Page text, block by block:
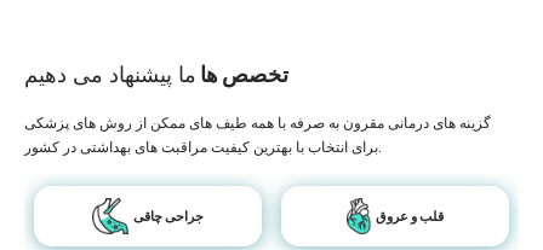
تخصص ها ما پیشنهاد می دهیم
گزینه های درمانی مقرون به صرفه با همه طیف های ممکن از روش های پزشکی
برای انتخاب با بهترین کیفیت مراقبت های بهداشتی در کشور.
جراحی چاقی قلب و عروق